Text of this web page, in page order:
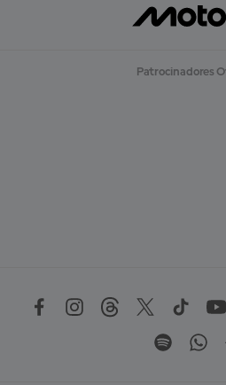
Patrocinadores